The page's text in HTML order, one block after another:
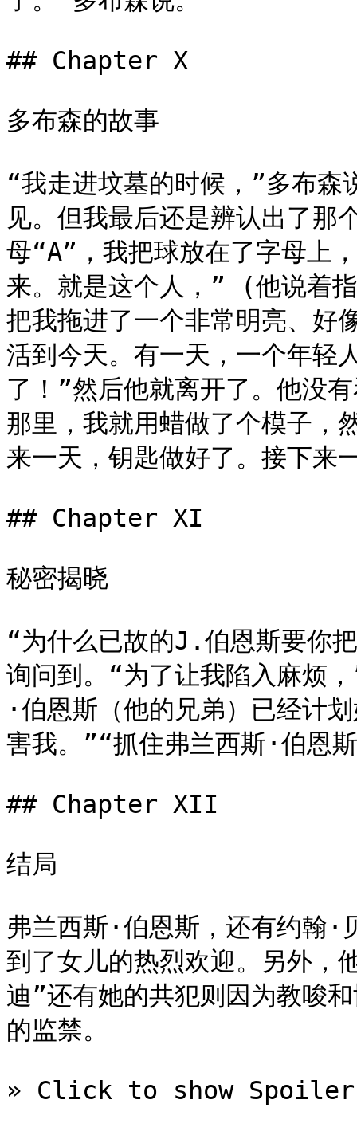
## Chapter X
多布森的故事
“我走进坟墓的时候，”多布森
见。但我最后还是辨认出了那
母“A”，我把球放在了字母上
来。就是这个人，” (他说着
把我拖进了一个非常明亮、好
活到今天。有一天，一个年轻
了！”然后他就离开了。他没
那里，我就用蜡做了个模子，
来一天，钥匙做好了。接下来
## Chapter XI
秘密揭晓
“为什么已故的J.伯恩斯要你
询问到。“为了让我陷入麻烦
·伯恩斯（他的兄弟）已经计
害我。”“抓住弗兰西斯·伯恩
## Chapter XII
结局
弗兰西斯·伯恩斯，还有约翰·
到了女儿的热烈欢迎。另外，
迪”还有她的共犯则因为教唆
的监禁。
» Click to show